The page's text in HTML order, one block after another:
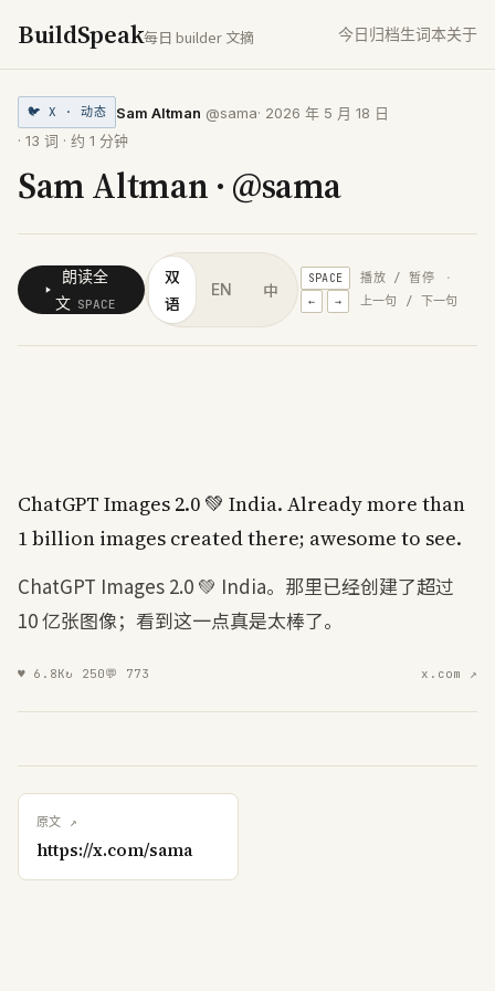
BuildSpeak每日 builder 文摘 今日归档生词本关于
🐦 X · 动态 Sam Altman @sama· 2026 年 5 月 18 日
· 13 词 · 约 1 分钟
Sam Altman · @sama
朗读全
文 SPACE
双
语
EN 中
SPACE 播放 / 暂停 ·
← → 上一句 / 下一句
ChatGPT Images 2.0 💚 India. Alreadymore than
1billion images createdthere; awesome to see.
ChatGPT Images 2.0 💚 India。那里已经创建了超过
10 亿张图像；看到这一点真是太棒了。
♥ 6.8K↻ 250💬 773 x.com ↗
原文 ↗
https://x.com/sama